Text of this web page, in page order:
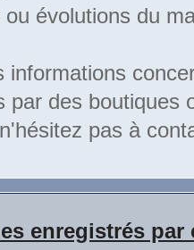
évolutions du
informations
par des boutiques
pas à
enregistrés par